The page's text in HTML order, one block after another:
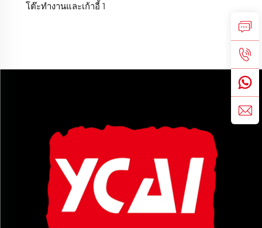
โต๊ะทำงานและเก้าอี้ 1